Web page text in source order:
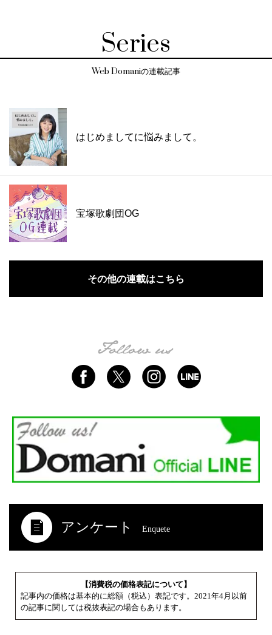
Series
Web Domaniの連載記事
はじめましてに悩みまして。
宝塚歌劇団OG
その他の連載はこちら
アンケート Enquete
【消費税の価格表記について】
記事内の価格は基本的に総額（税込）表記です。2021年4月以前
の記事に関しては税抜表記の場合もあります。